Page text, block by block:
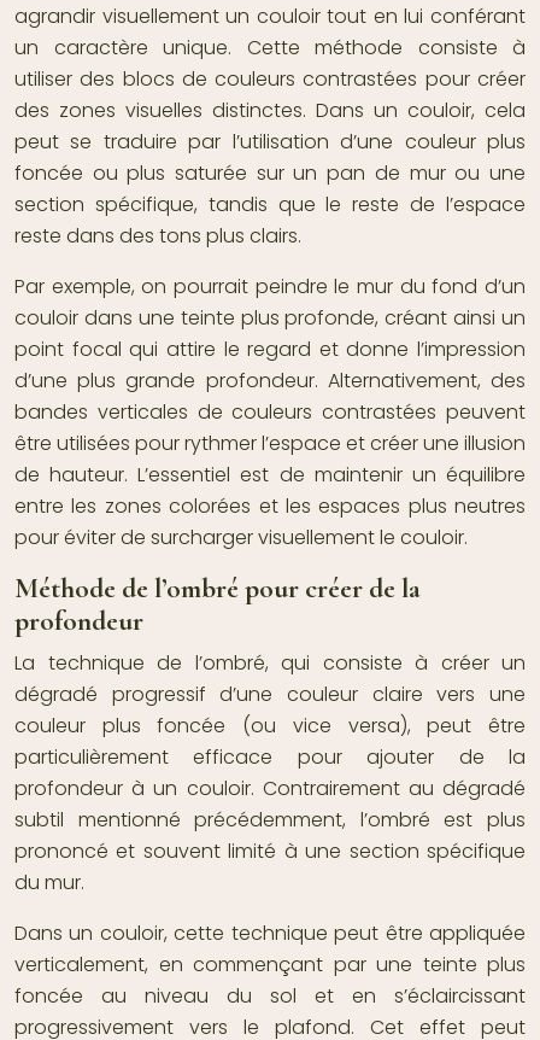
agrandir visuellement un couloir tout en lui conférant
un caractère unique. Cette méthode consiste à
utiliser des blocs de couleurs contrastées pour créer
des zones visuelles distinctes. Dans un couloir, cela
peut se traduire par l’utilisation d’une couleur plus
foncée ou plus saturée sur un pan de mur ou une
section spécifique, tandis que le reste de l’espace
reste dans des tons plus clairs.
Par exemple, on pourrait peindre le mur du fond d’un
couloir dans une teinte plus profonde, créant ainsi un
point focal qui attire le regard et donne l’impression
d’une plus grande profondeur. Alternativement, des
bandes verticales de couleurs contrastées peuvent
être utilisées pour rythmer l’espace et créer une illusion
de hauteur. L’essentiel est de maintenir un équilibre
entre les zones colorées et les espaces plus neutres
pour éviter de surcharger visuellement le couloir.
Méthode de l’ombré pour créer de la
profondeur
La technique de l’ombré, qui consiste à créer un
dégradé progressif d’une couleur claire vers une
couleur plus foncée (ou vice versa), peut être
particulièrement efficace pour ajouter de la
profondeur à un couloir. Contrairement au dégradé
subtil mentionné précédemment, l’ombré est plus
prononcé et souvent limité à une section spécifique
du mur.
Dans un couloir, cette technique peut être appliquée
verticalement, en commençant par une teinte plus
foncée au niveau du sol et en s’éclaircissant
progressivement vers le plafond. Cet effet peut